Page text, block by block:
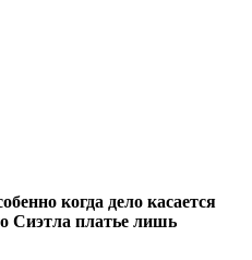
когда дело касается
Сиэтла платье лишь